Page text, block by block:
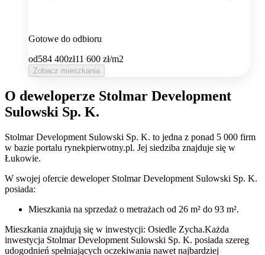
Gotowe do odbioru
od584 400zł11 600 zł/m2
Zobacz mieszkania
O deweloperze Stolmar Development
Sulowski Sp. K.
Stolmar Development Sulowski Sp. K. to jedna z ponad 5 000 firm
w bazie portalu rynekpierwotny.pl. Jej siedziba znajduje się w
Łukowie.
W swojej ofercie deweloper Stolmar Development Sulowski Sp. K.
posiada:
Mieszkania na sprzedaż o metrażach od 26 m² do 93 m².
Mieszkania znajdują się w inwestycji: Osiedle Zycha.Każda
inwestycja Stolmar Development Sulowski Sp. K. posiada szereg
udogodnień spełniających oczekiwania nawet najbardziej